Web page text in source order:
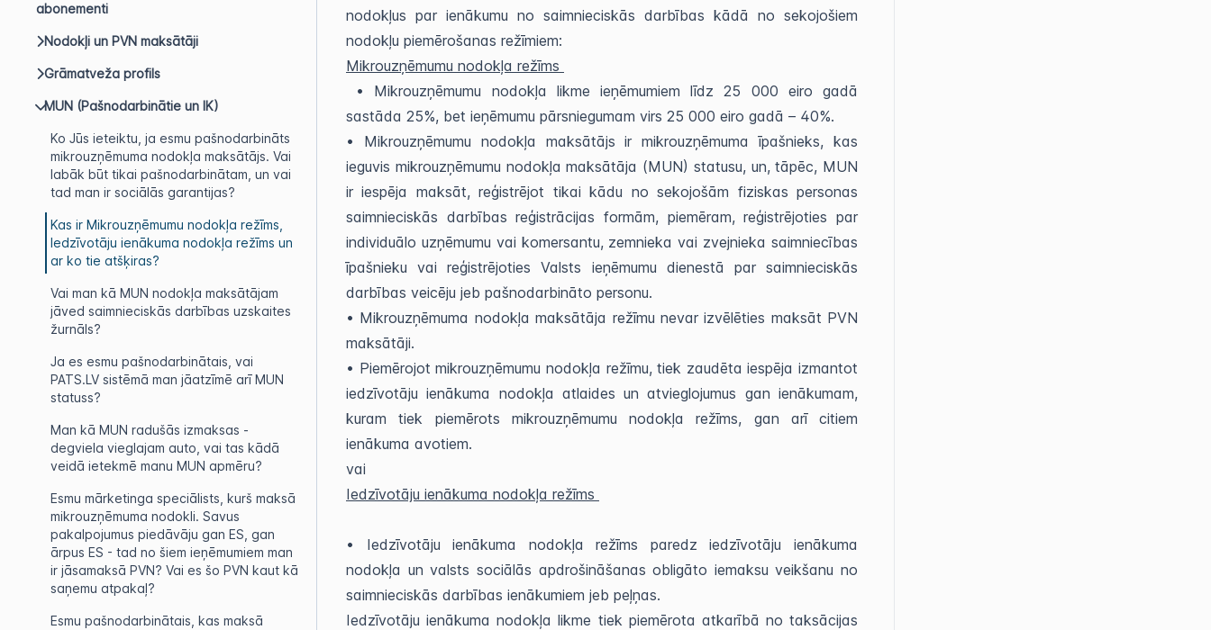
abonementi
Nodokļi un PVN maksātāji
Grāmatveža profils
MUN (Pašnodarbinātie un IK)
Ko Jūs ieteiktu, ja esmu pašnodarbināts
mikrouzņēmuma nodokļa maksātājs. Vai
labāk būt tikai pašnodarbinātam, un vai
tad man ir sociālās garantijas?
Kas ir Mikrouzņēmumu nodokļa režīms,
Iedzīvotāju ienākuma nodokļa režīms un
ar ko tie atšķiras?
Vai man kā MUN nodokļa maksātājam
jāved saimnieciskās darbības uzskaites
žurnāls?
Ja es esmu pašnodarbinātais, vai
PATS.LV sistēmā man jāatzīmē arī MUN
statuss?
Man kā MUN radušās izmaksas -
degviela vieglajam auto, vai tas kādā
veidā ietekmē manu MUN apmēru?
Esmu mārketinga speciālists, kurš maksā
mikrouzņēmuma nodokli. Savus
pakalpojumus piedāvāju gan ES, gan
ārpus ES - tad no šiem ieņēmumiem man
ir jāsamaksā PVN? Vai es šo PVN kaut kā
saņemu atpakaļ?
Esmu pašnodarbinātais, kas maksā
nodokļus par ienākumu no saimnieciskās darbības kādā no sekojošiem
nodokļu piemērošanas režīmiem:
Mikrouzņēmumu nodokļa režīms
• Mikrouzņēmumu nodokļa likme ieņēmumiem līdz 25 000 eiro gadā
sastāda 25%, bet ieņēmumu pārsniegumam virs 25 000 eiro gadā – 40%.
• Mikrouzņēmumu nodokļa maksātājs ir mikrouzņēmuma īpašnieks, kas
ieguvis mikrouzņēmumu nodokļa maksātāja (MUN) statusu, un, tāpēc, MUN
ir iespēja maksāt, reģistrējot tikai kādu no sekojošām fiziskas personas
saimnieciskās darbības reģistrācijas formām, piemēram, reģistrējoties par
individuālo uzņēmumu vai komersantu, zemnieka vai zvejnieka saimniecības
īpašnieku vai reģistrējoties Valsts ieņēmumu dienestā par saimnieciskās
darbības veicēju jeb pašnodarbināto personu.
• Mikrouzņēmuma nodokļa maksātāja režīmu nevar izvēlēties maksāt PVN
maksātāji.
• Piemērojot mikrouzņēmumu nodokļa režīmu, tiek zaudēta iespēja izmantot
iedzīvotāju ienākuma nodokļa atlaides un atvieglojumus gan ienākumam,
kuram tiek piemērots mikrouzņēmumu nodokļa režīms, gan arī citiem
ienākuma avotiem.
vai
Iedzīvotāju ienākuma nodokļa režīms
• Iedzīvotāju ienākuma nodokļa režīms paredz iedzīvotāju ienākuma
nodokļa un valsts sociālās apdrošināšanas obligāto iemaksu veikšanu no
saimnieciskās darbības ienākumiem jeb peļņas.
Iedzīvotāju ienākuma nodokļa likme tiek piemērota atkarībā no taksācijas